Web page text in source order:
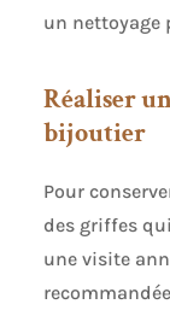
un nettoyage
Réaliser
bijoutier
Pour
des griffes
une visite